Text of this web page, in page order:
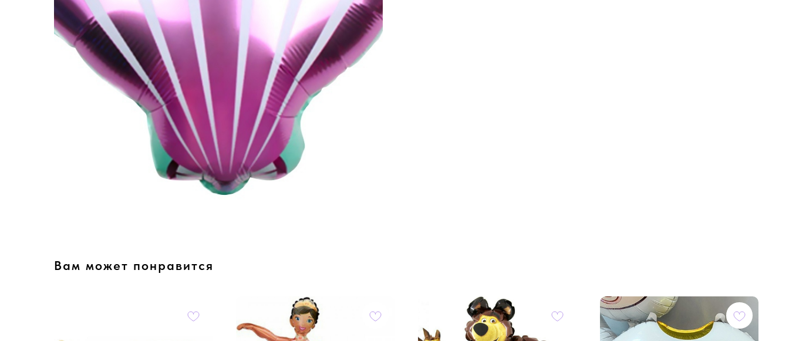
Вам может понравится